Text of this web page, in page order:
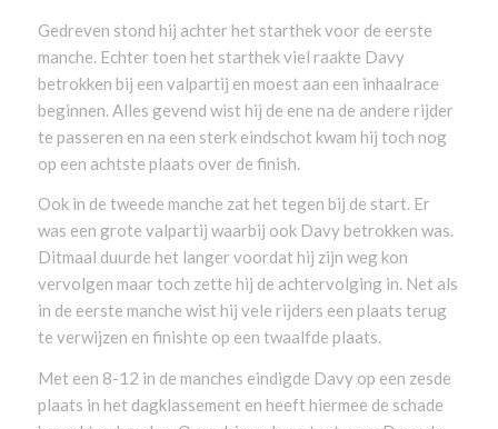
Gedreven stond hij achter het starthek voor de eerste
manche. Echter toen het starthek viel raakte Davy
betrokken bij een valpartij en moest aan een inhaalrace
beginnen. Alles gevend wist hij de ene na de andere rijder
te passeren en na een sterk eindschot kwam hij toch nog
op een achtste plaats over de finish.
Ook in de tweede manche zat het tegen bij de start. Er
was een grote valpartij waarbij ook Davy betrokken was.
Ditmaal duurde het langer voordat hij zijn weg kon
vervolgen maar toch zette hij de achtervolging in. Net als
in de eerste manche wist hij vele rijders een plaats terug
te verwijzen en finishte op een twaalfde plaats.
Met een 8-12 in de manches eindigde Davy op een zesde
plaats in het dagklassement en heeft hiermee de schade